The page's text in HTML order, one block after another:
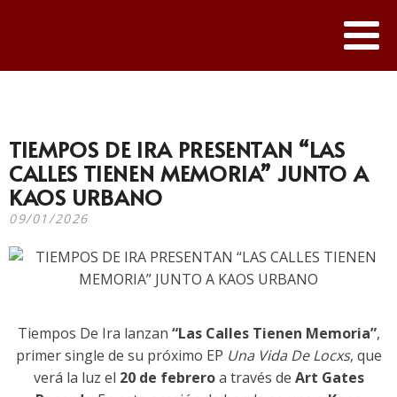
TIEMPOS DE IRA PRESENTAN “LAS
CALLES TIENEN MEMORIA” JUNTO A
KAOS URBANO
09/01/2026
Tiempos De Ira lanzan “Las Calles Tienen Memoria”,
primer single de su próximo EP Una Vida De Locxs, que
verá la luz el 20 de febreroa través de Art Gates